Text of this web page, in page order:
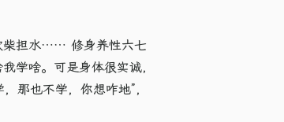
柴担水…… 修身养性六七
学啥。可是身体很实诚，
那也不学，你想咋地​”，